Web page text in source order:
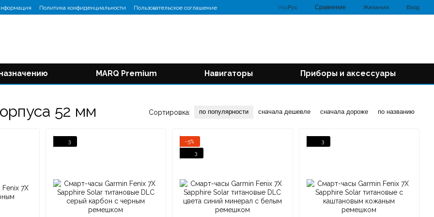
Политика конфиденциальности
Пользовательское соглашение
УкрРус Сравнение Желания Вход
MARQ Premium Навигаторы Приборы и аксессуары
52 мм Сортировка: по популярности сначала дешевле сначала дороже по названию
3
−5%
3
3